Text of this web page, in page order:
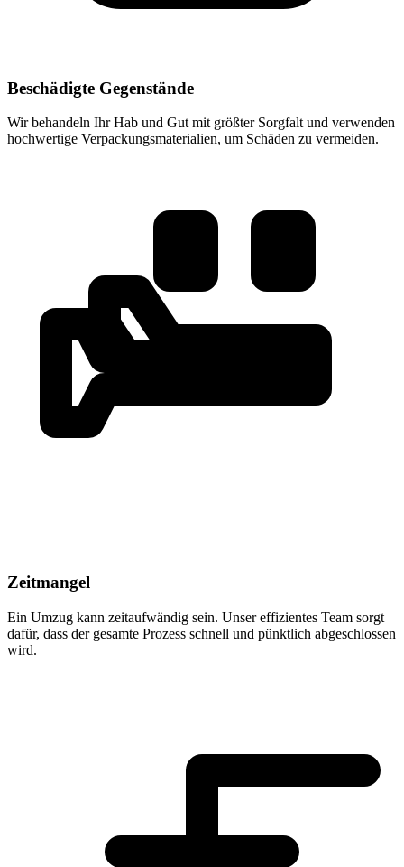
Beschädigte Gegenstände
Wir behandeln Ihr Hab und Gut mit größter Sorgfalt und verwenden
hochwertige Verpackungsmaterialien, um Schäden zu vermeiden.
Zeitmangel
Ein Umzug kann zeitaufwändig sein. Unser effizientes Team sorgt
dafür, dass der gesamte Prozess schnell und pünktlich abgeschlossen
wird.